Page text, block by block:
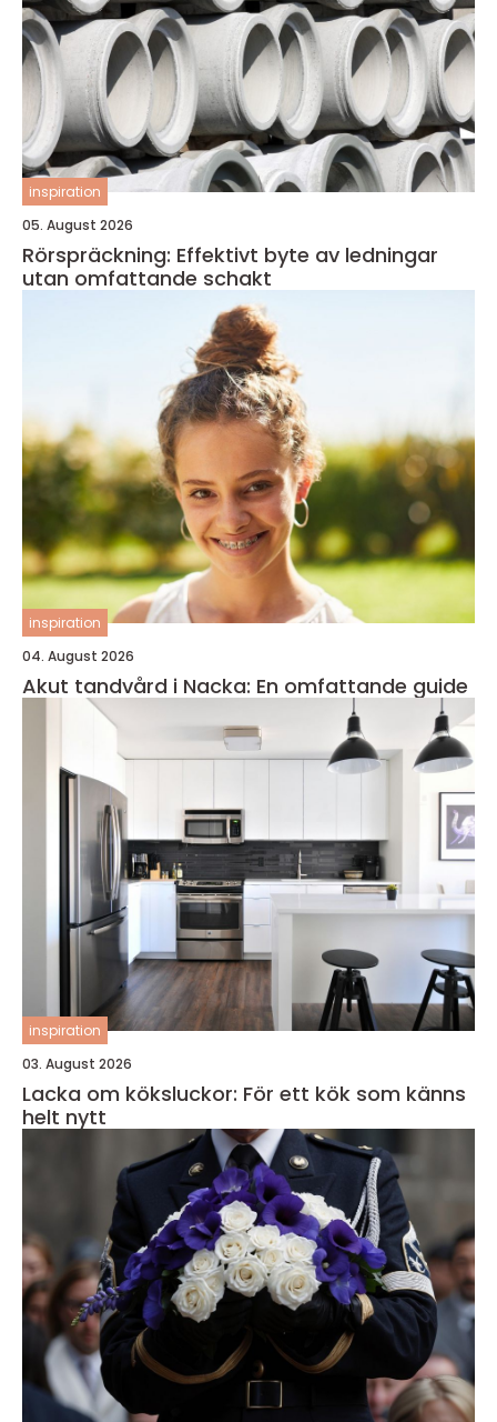
inspiration
05. August 2026
Rörspräckning: Effektivt byte av ledningar
utan omfattande schakt
inspiration
04. August 2026
Akut tandvård i Nacka: En omfattande guide
inspiration
03. August 2026
Lacka om köksluckor: För ett kök som känns
helt nytt